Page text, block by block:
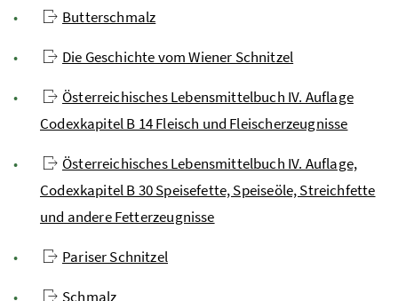
Butterschmalz
Die Geschichte vom Wiener Schnitzel
Österreichisches Lebensmittelbuch IV. Auflage
Codexkapitel B 14 Fleisch und Fleischerzeugnisse
Österreichisches Lebensmittelbuch IV. Auflage,
Codexkapitel B 30 Speisefette, Speiseöle, Streichfette
und andere Fetterzeugnisse
Pariser Schnitzel
Schmalz